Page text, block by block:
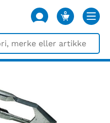
0
VARER